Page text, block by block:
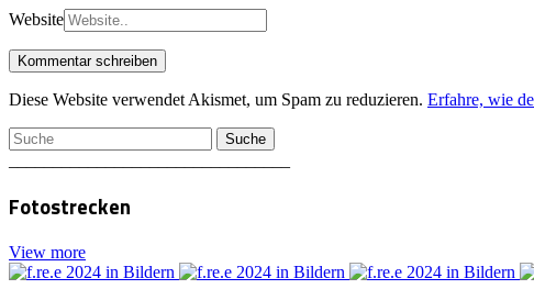
Website
Diese Website verwendet Akismet, um Spam zu reduzieren. Erfahre, wie
Suche
Fotostrecken
View more